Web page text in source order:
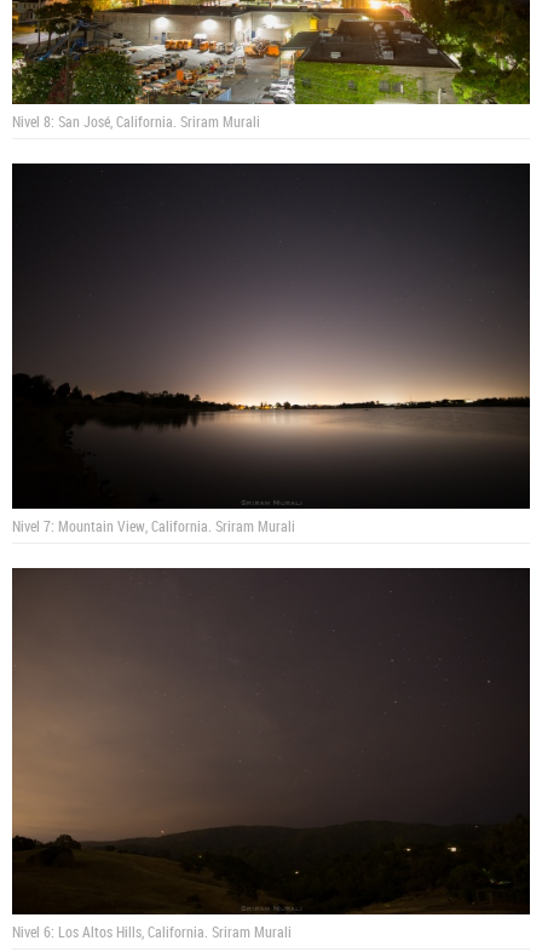
Nivel 8: San José, California. Sriram Murali
Nivel 7: Mountain View, California. Sriram Murali
Nivel 6: Los Altos Hills, California. Sriram Murali